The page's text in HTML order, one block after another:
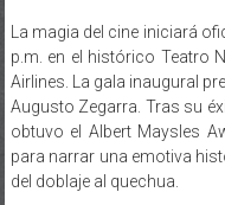
La magia del cine iniciará
p.m. en el histórico Teatro
Airlines. La gala inaugural
Augusto Zegarra. Tras su
obtuvo el Albert Maysles
para narrar una emotiva
del doblaje al quechua.